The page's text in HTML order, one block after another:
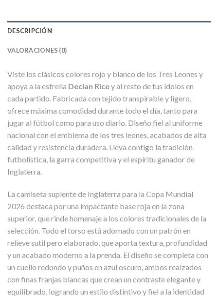
DESCRIPCIÓN
VALORACIONES (0)
Viste los clásicos colores rojo y blanco de los Tres Leones y
apoya a la estrella Declan Ricey al resto de tus ídolos en
cada partido. Fabricada con tejido transpirable y ligero,
ofrece máxima comodidad durante todo el día, tanto para
jugar al fútbol como para uso diario. Diseño fiel al uniforme
nacional con el emblema de los tres leones, acabados de alta
calidad y resistencia duradera. Lleva contigo la tradición
futbolística, la garra competitiva y el espíritu ganador de
Inglaterra.
La camiseta suplente de Inglaterra para la Copa Mundial
2026 destaca por una impactante base roja en la zona
superior, que rinde homenaje a los colores tradicionales de la
selección. Todo el torso está adornado con un patrón en
relieve sutil pero elaborado, que aporta textura, profundidad
y un acabado moderno a la prenda. El diseño se completa con
un cuello redondo y puños en azul oscuro, ambos realzados
con finas franjas blancas que crean un contraste elegante y
equilibrado, logrando un estilo distintivo y fiel a la identidad